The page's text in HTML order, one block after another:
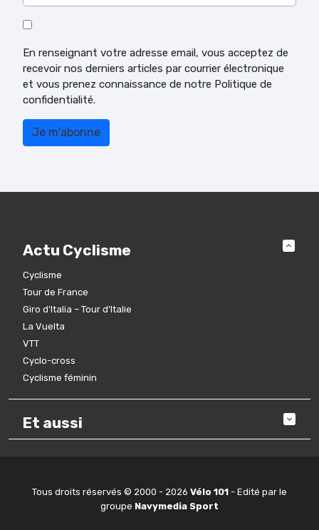
En renseignant votre adresse email, vous acceptez de
recevoir nos derniers articles par courrier électronique
et vous prenez connaissance de notre Politique de
confidentialité.
Actu Cyclisme
Cyclisme
Tour de France
Giro d’Italia – Tour d’Italie
La Vuelta
VTT
Cyclo-cross
Cyclisme féminin
Et aussi
Tous droits réservés © 2000 - 2026 Vélo 101 - Edité par le
groupe Navymedia Sport